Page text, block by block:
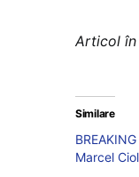
Articol în
Similare
Marcel